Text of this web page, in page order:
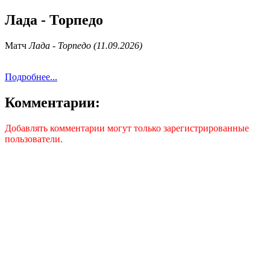
Лада - Торпедо
МатчЛада - Торпедо (11.09.2026)
Подробнее...
Комментарии:
Добавлять комментарии могут только зарегистрированные
пользователи.